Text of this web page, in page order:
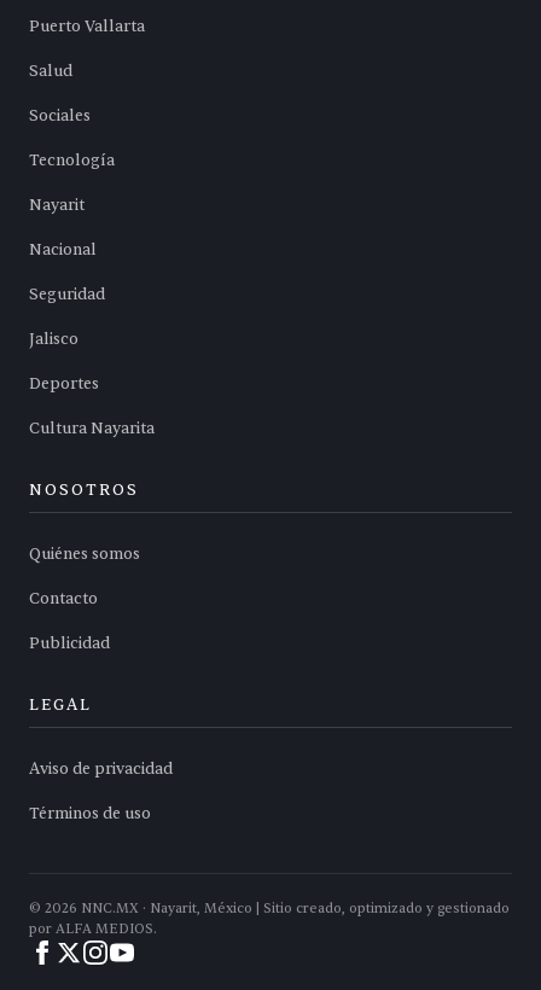
Puerto Vallarta
Salud
Sociales
Tecnología
Nayarit
Nacional
Seguridad
Jalisco
Deportes
Cultura Nayarita
NOSOTROS
Quiénes somos
Contacto
Publicidad
LEGAL
Aviso de privacidad
Términos de uso
© 2026 NNC.MX · Nayarit, México | Sitio creado, optimizado y gestionado
por ALFA MEDIOS.